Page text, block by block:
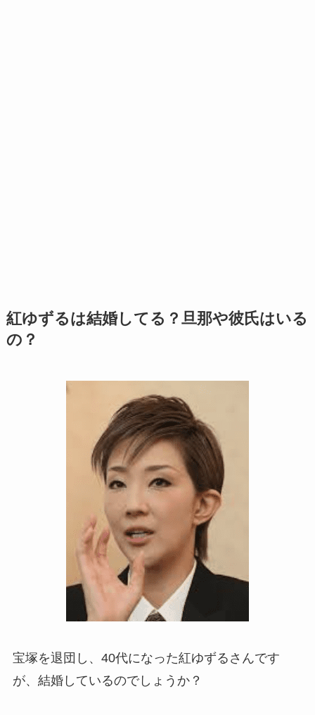
紅ゆずるは結婚してる？旦那や彼氏はいる
の？
宝塚を退団し、40代になった紅ゆずるさんです
が、結婚しているのでしょうか？